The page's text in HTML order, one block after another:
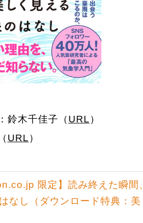
鈴木千佳子（ URL ）
URL ）
限定】読み終えた瞬間
なし（ダウンロード特典：